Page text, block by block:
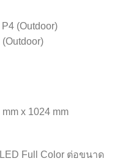
฿115,000.00.
(Outdoor)
x 1024 mm
Full Color ต่อขนาด